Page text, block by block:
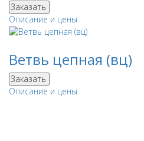
Заказать
Описание и цены
Ветвь цепная (вц)
Заказать
Описание и цены